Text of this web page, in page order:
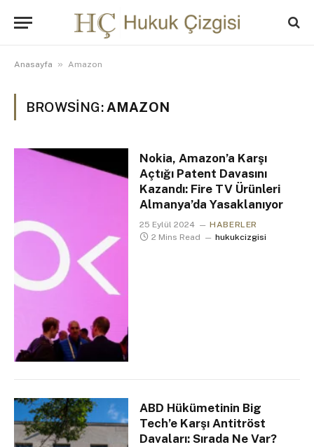
Anasayfa » Amazon
BROWSING: AMAZON
Nokia, Amazon’a Karşı
Açtığı Patent Davasını
Kazandı: Fire TV Ürünleri
Almanya’da Yasaklanıyor
25 Eylül 2024
HABERLER
2 Mins Read
hukukcizgisi
ABD Hükümetinin Big
Tech’e Karşı Antitröst
Davaları: Sırada Ne Var?